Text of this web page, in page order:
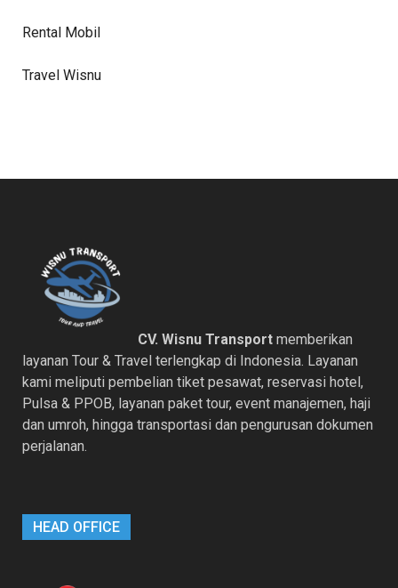
Rental Mobil
Travel Wisnu
CV. Wisnu Transport memberikan
layanan Tour & Travel terlengkap di Indonesia. Layanan
kami meliputi pembelian tiket pesawat, reservasi hotel,
Pulsa & PPOB, layanan paket tour, event manajemen, haji
dan umroh, hingga transportasi dan pengurusan dokumen
perjalanan.
HEAD OFFICE